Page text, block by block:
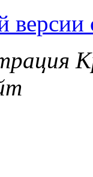
версии